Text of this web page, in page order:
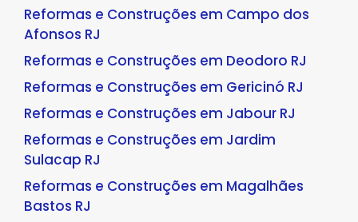
Reformas e Construções em Campo dos
Afonsos RJ
Reformas e Construções em Deodoro RJ
Reformas e Construções em Gericinó RJ
Reformas e Construções em Jabour RJ
Reformas e Construções em Jardim
Sulacap RJ
Reformas e Construções em Magalhães
Bastos RJ